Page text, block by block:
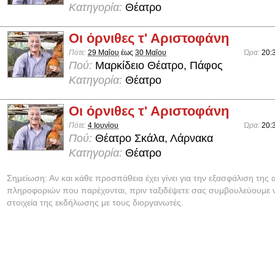
Κατηγορία: Θέατρο
Οι όρνιθες τ' Αριστοφάνη
Πότε: 29 Μαΐου έως 30 Μαΐου Ώρα:
Πού: Μαρκίδειο Θέατρο, Πάφος
Κατηγορία: Θέατρο
Οι όρνιθες τ' Αριστοφάνη
Πότε: 4 Ιουνίου Ώρα:
Πού: Θέατρο Σκάλα, Λάρνακα
Κατηγορία: Θέατρο
Σημείωση: Αν και κάθε προσπάθεια έχει γίνει για την εξασφάλιση της
πληροφοριών που παρέχονται, πριν ταξιδέψετε σας συμβουλεύουμε
στοιχεία της εκδήλωσης με τους διοργανωτές.